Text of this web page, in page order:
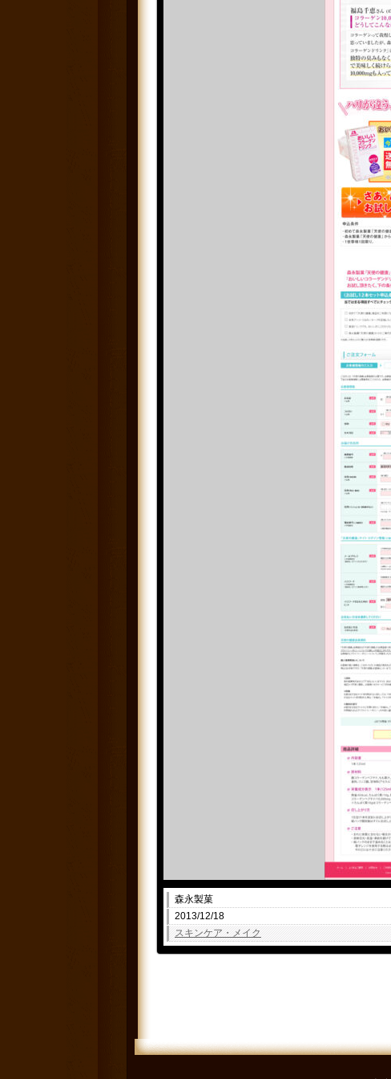
森永製菓
2013/12/18
スキンケア・メイク